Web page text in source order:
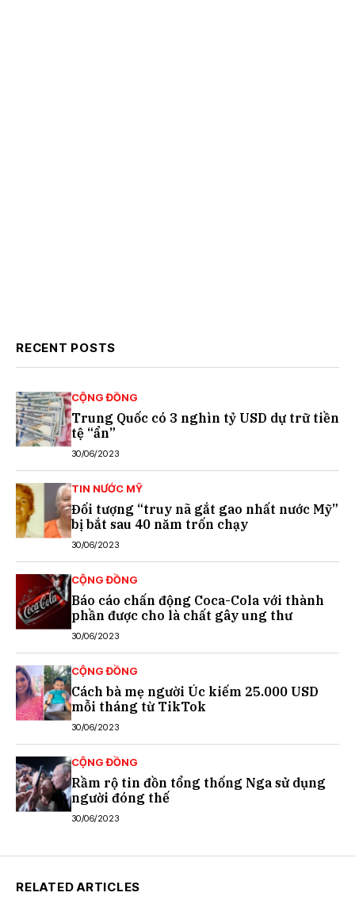
RECENT POSTS
CỘNG ĐỒNG
Trung Quốc có 3 nghìn tỷ USD dự trữ tiền
tệ “ẩn”
30/06/2023
TIN NƯỚC MỸ
Đối tượng “truy nã gắt gao nhất nước Mỹ”
bị bắt sau 40 năm trốn chạy
30/06/2023
CỘNG ĐỒNG
Báo cáo chấn động Coca-Cola với thành
phần được cho là chất gây ung thư
30/06/2023
CỘNG ĐỒNG
Cách bà mẹ người Úc kiếm 25.000 USD
mỗi tháng từ TikTok
30/06/2023
CỘNG ĐỒNG
Rầm rộ tin đồn tổng thống Nga sử dụng
người đóng thế
30/06/2023
RELATED ARTICLES